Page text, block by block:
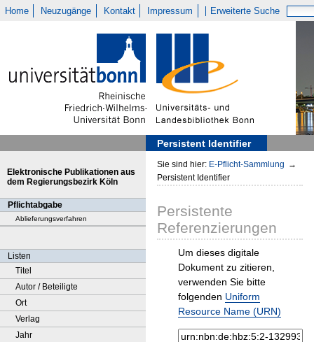
Home Neuzugänge Kontakt Impressum Erweiterte Suche
Persistent Identifier
Elektronische Publikationen aus
dem Regierungsbezirk Köln
Pflichtabgabe
Ablieferungsverfahren
Listen
Titel
Autor / Beteiligte
Ort
Verlag
Jahr
Sie sind hier: E-Pflicht-Sammlung →
Persistent Identifier
Persistente
Referenzierungen
Um dieses digitale
Dokument zu zitieren,
verwenden Sie bitte
folgenden Uniform
Resource Name (URN)